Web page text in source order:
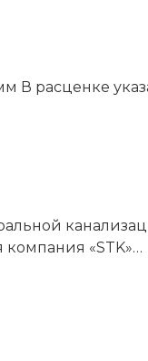
В расценке
«STK»…